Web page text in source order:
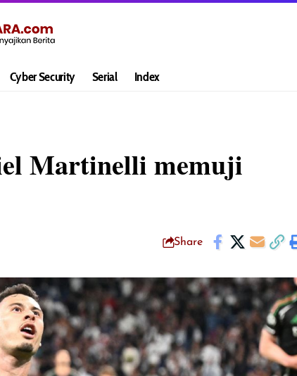
Cyber Security Serial Index
Martinelli memuji
Share